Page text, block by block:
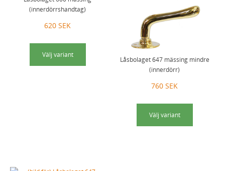
(innerdörrshandtag)
620 SEK
Välj variant
Låsbolaget 647 mässing mindre
(innerdörr)
760 SEK
Välj variant